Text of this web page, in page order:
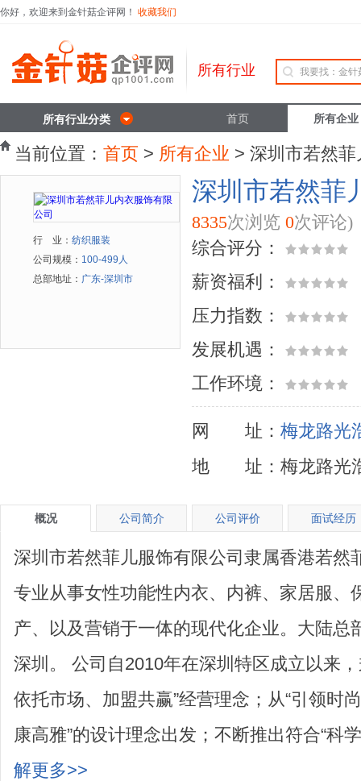
你好，欢迎来到金针菇企评网！ 收藏我们
所有行业
所有行业分类 首页 所有企业
当前位置： 首页 > 所有企业 > 深圳市若然
行 业： 纺织服装
公司规模： 100-499人
总部地址： 广东-深圳市
深圳市若然菲
8335次浏览 0次评论)
综合评分：
薪资福利：
压力指数：
发展机遇：
工作环境：
网 址： 梅龙路光
地 址：梅龙路光
概况 公司简介 公司评价 面试经历
深圳市若然菲儿服饰有限公司隶属香港若然
专业从事女性功能性内衣、内裤、家居服、
产、以及营销于一体的现代化企业。大陆总
深圳。 公司自2010年在深圳特区成立以来
依托市场、加盟共赢”经营理念；从“引领时
康高雅”的设计理念出发；不断推出符合“科
解更多>>